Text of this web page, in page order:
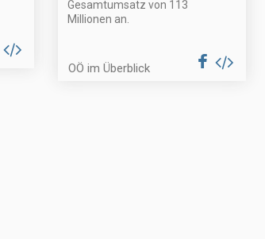
Gesamtumsatz von 113
Millionen an.
OÖ im Überblick